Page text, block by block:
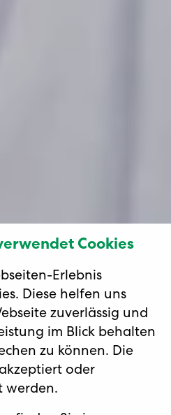
Cookies
Erlebnis
Diese helfen uns
zuverlässig und
im Blick behalten
zu können. Die
oder
werden.